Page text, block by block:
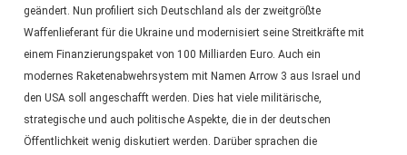
geändert. Nun profiliert sich Deutschland als der zweitgrößte
Waffenlieferant für die Ukraine und modernisiert seine Streitkräfte mit
einem Finanzierungspaket von 100 Milliarden Euro. Auch ein
modernes Raketenabwehrsystem mit Namen Arrow 3 aus Israel und
den USA soll angeschafft werden. Dies hat viele militärische,
strategische und auch politische Aspekte, die in der deutschen
Öffentlichkeit wenig diskutiert werden. Darüber sprachen die